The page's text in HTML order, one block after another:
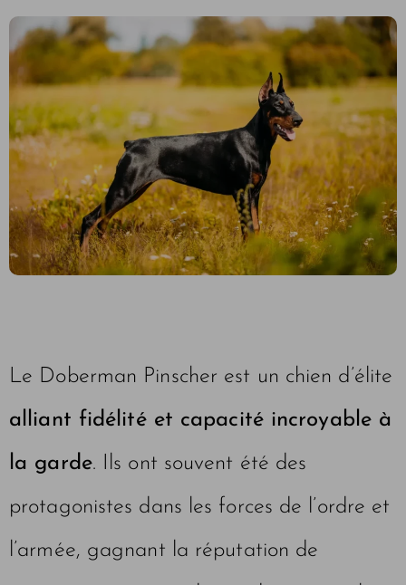
Le Doberman Pinscher est un chien d’élite
alliant fidélité et capacité incroyable à
la garde. Ils ont souvent été des
protagonistes dans les forces de l’ordre et
l’armée, gagnant la réputation de